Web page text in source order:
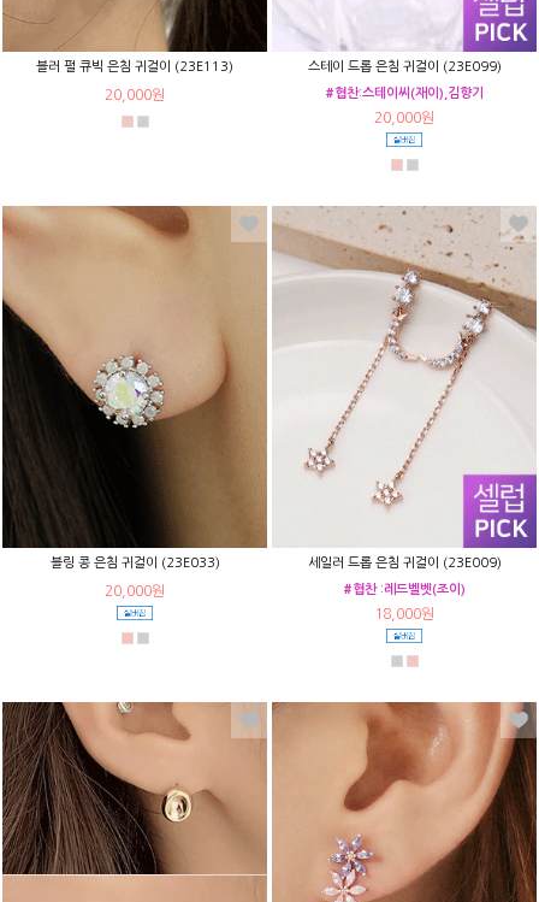
블러 펄 큐빅 은침 귀걸이 (23E113)
20,000원
스테이 드롭 은침 귀걸이 (23E099)
#협찬:스테이씨(재이),김향기
20,000원
블링 콩 은침 귀걸이 (23E033)
20,000원
세일러 드롭 은침 귀걸이 (23E009)
#협찬 :레드벨벳(조이)
18,000원